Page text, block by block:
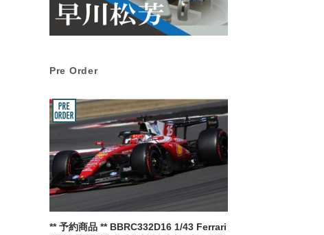
Pre Order
** 予約商品 ** BBRC332D16 1/43 Ferrari